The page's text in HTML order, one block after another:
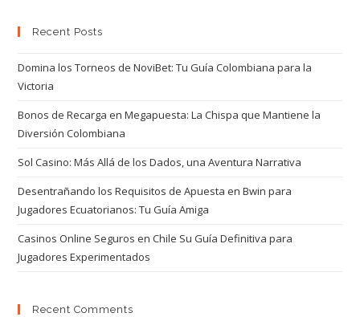
Recent Posts
Domina los Torneos de NoviBet: Tu Guía Colombiana para la
Victoria
Bonos de Recarga en Megapuesta: La Chispa que Mantiene la
Diversión Colombiana
Sol Casino: Más Allá de los Dados, una Aventura Narrativa
Desentrañando los Requisitos de Apuesta en Bwin para
Jugadores Ecuatorianos: Tu Guía Amiga
Casinos Online Seguros en Chile Su Guía Definitiva para
Jugadores Experimentados
Recent Comments